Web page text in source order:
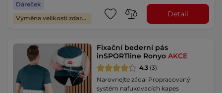
Dáreček
Výměna velikosti zdarma
Detail
Fixační bederní pás
inSPORTline RonyoAKCE
4.3 (3)
Narovnejte záda! Propracovaný
systém nafukovacích kapes